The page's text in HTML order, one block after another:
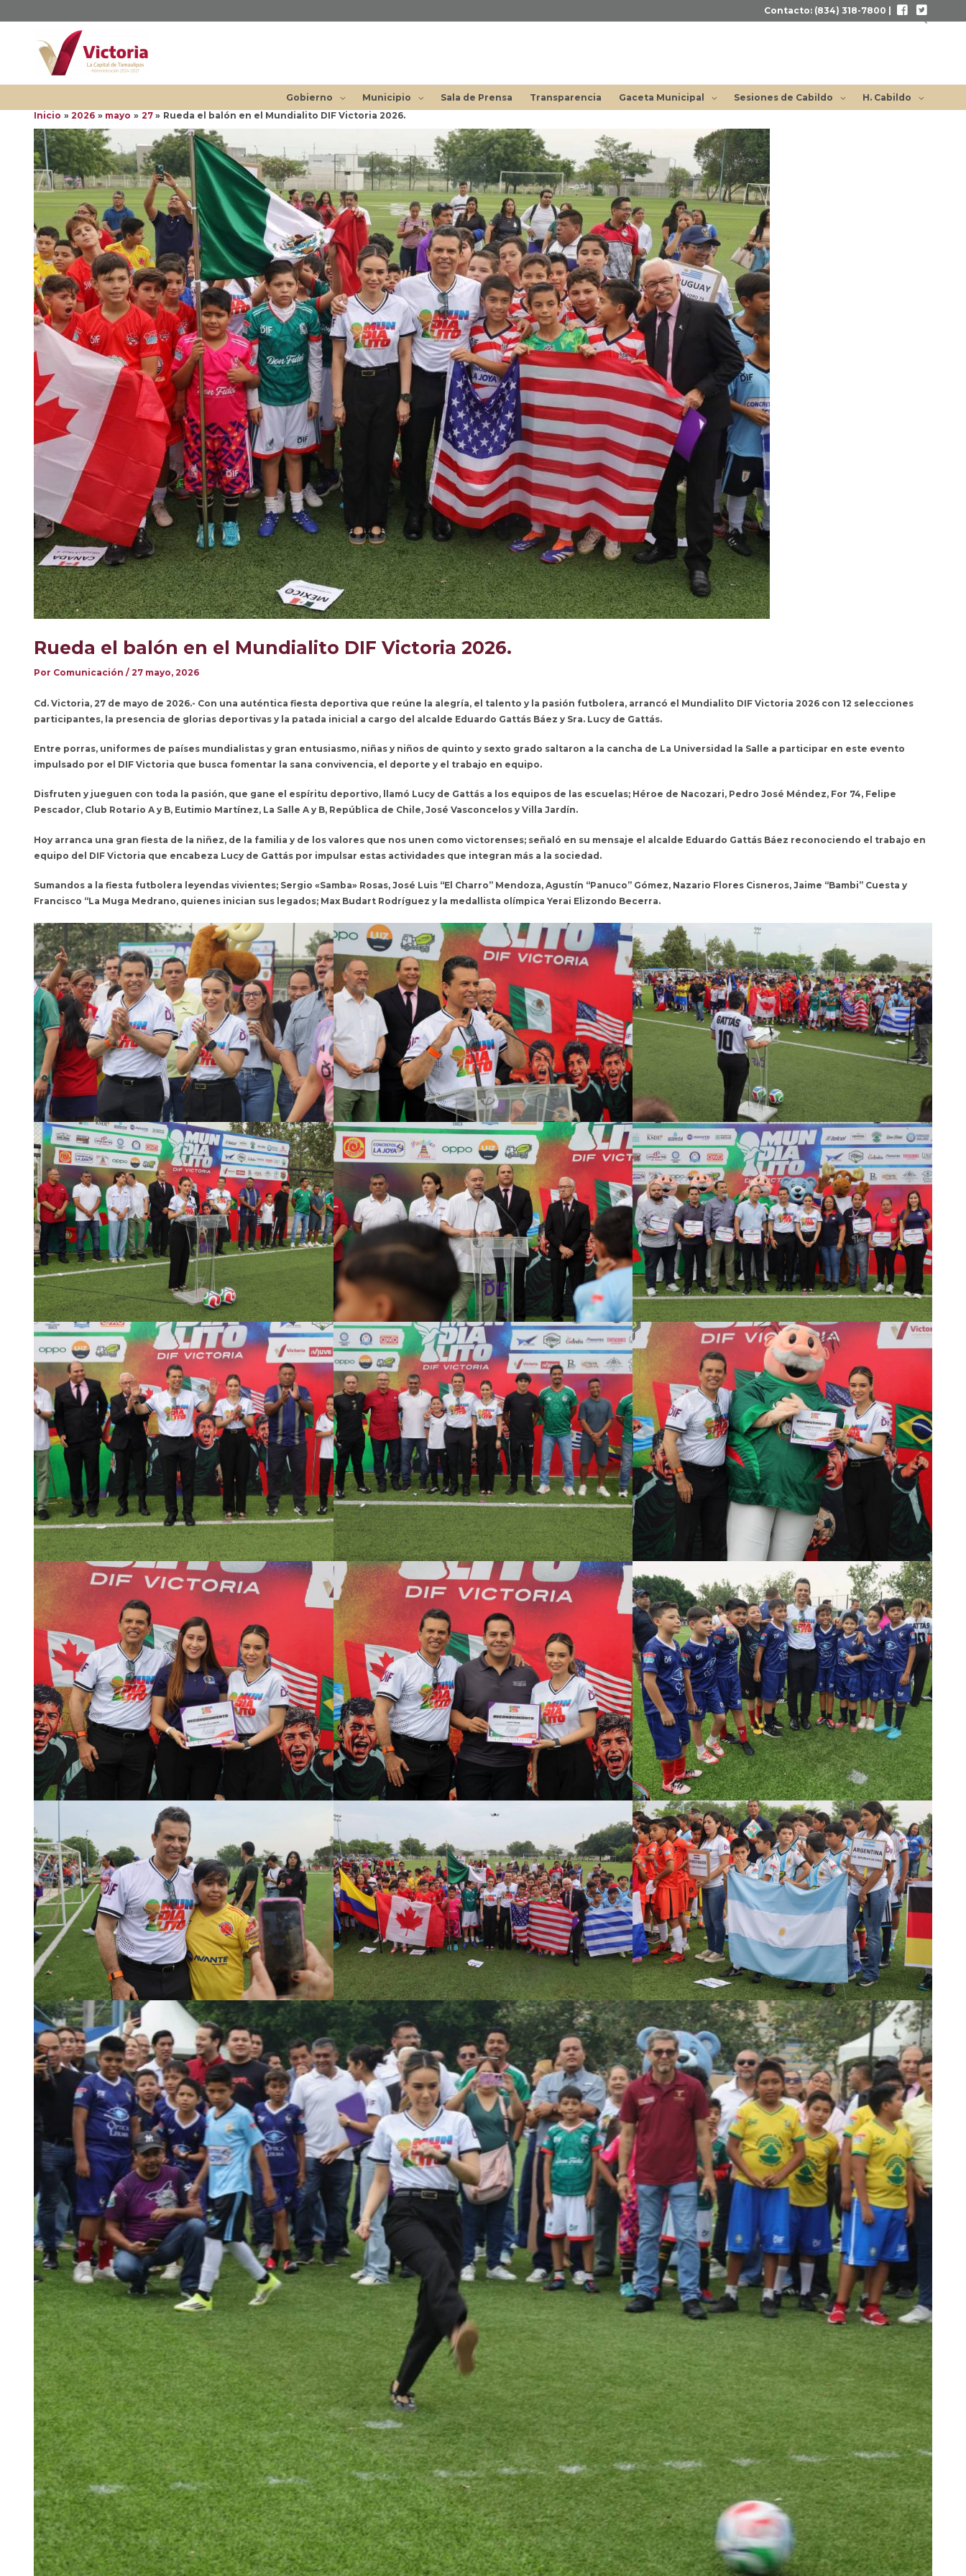
al
contenido
Contacto: (834) 318-7800 |
Gobierno Municipio Sala de Prensa Transparencia Gaceta Municipal Sesiones de Cabildo
H. Cabildo
Inicio
2026 mayo 27 Rueda el balón en el Mundialito DIF Victoria 2026.
Rueda el balón en el Mundialito DIF Victoria 2026.
Por Comunicación / 27 mayo, 2026
Cd. Victoria, 27 de mayo de 2026.- Con una auténtica fiesta deportiva que reúne la alegría, el talento y la pasión futbolera, arrancó el Mundialito DIF Victoria 2026 con 12 selecciones
participantes, la presencia de glorias deportivas y la patada inicial a cargo del alcalde Eduardo Gattás Báez y Sra. Lucy de Gattás.
Entre porras, uniformes de países mundialistas y gran entusiasmo, niñas y niños de quinto y sexto grado saltaron a la cancha de La Universidad la Salle a participar en este evento
impulsado por el DIF Victoria que busca fomentar la sana convivencia, el deporte y el trabajo en equipo.
Disfruten y jueguen con toda la pasión, que gane el espíritu deportivo, llamó Lucy de Gattás a los equipos de las escuelas; Héroe de Nacozari, Pedro José Méndez, For 74, Felipe
Pescador, Club Rotario A y B, Eutimio Martínez, La Salle A y B, República de Chile, José Vasconcelos y Villa Jardín.
Hoy arranca una gran fiesta de la niñez, de la familia y de los valores que nos unen como victorenses; señaló en su mensaje el alcalde Eduardo Gattás Báez reconociendo el trabajo en
equipo del DIF Victoria que encabeza Lucy de Gattás por impulsar estas actividades que integran más a la sociedad.
Sumandos a la fiesta futbolera leyendas vivientes; Sergio «Samba» Rosas, José Luis “El Charro” Mendoza, Agustín “Panuco” Gómez, Nazario Flores Cisneros, Jaime “Bambi” Cuesta y
Francisco “La Muga Medrano, quienes inician sus legados; Max Budart Rodríguez y la medallista olímpica Yerai Elizondo Becerra.